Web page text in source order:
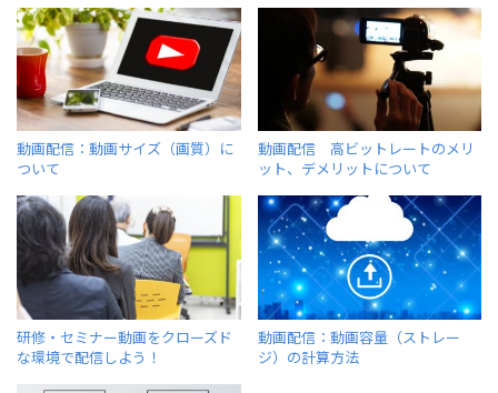
動画配信：動画サイズ（画質）に
ついて
動画配信 高ビットレートのメリ
ット、デメリットについて
研修・セミナー動画をクローズド
な環境で配信しよう！
動画配信：動画容量（ストレー
ジ）の計算方法